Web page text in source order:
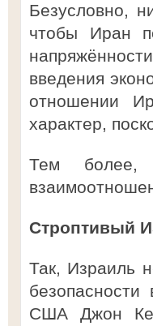
Безусловно,
чтобы Иран
введения
отношении
характер,
Тем более,
Строптивый
Так, Израиль
США Джон